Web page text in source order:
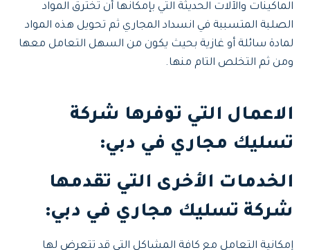
الماكينات والآلات الحديثة التي بإمكانها أن تخترق المواد
الصلبة المتسببة في انسداد المجاري ثم تحويل هذه المواد
لمادة سائلة أو غازية بحيث يكون من السهل التعامل معها
ومن ثم التخلص التام منها.
الاعمال التي توفرها شركة
تسليك مجاري في دبي:
الخدمات الأخرى التي تقدمها
شركة تسليك مجاري في دبي:
إمكانية التعامل مع كافة المشاكل التي قد تتعرض لها